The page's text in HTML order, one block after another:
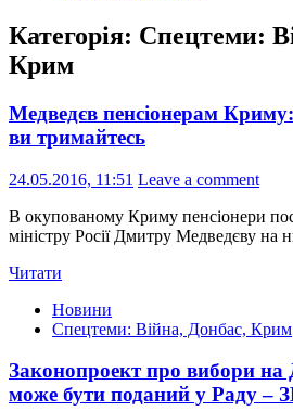
Категорія: Спецтеми:
Крим
Медведєв пенсіонерам
ви тримайтесь
24.05.2016, 11:51 Leave a comment
В окупованому Криму пенсіонери
міністру Росії Дмитру Медведєву на
Читати
Новини
Спецтеми: Війна, Донбас, Крим
Законопроект про вибори на
може бути поданий у Раду –